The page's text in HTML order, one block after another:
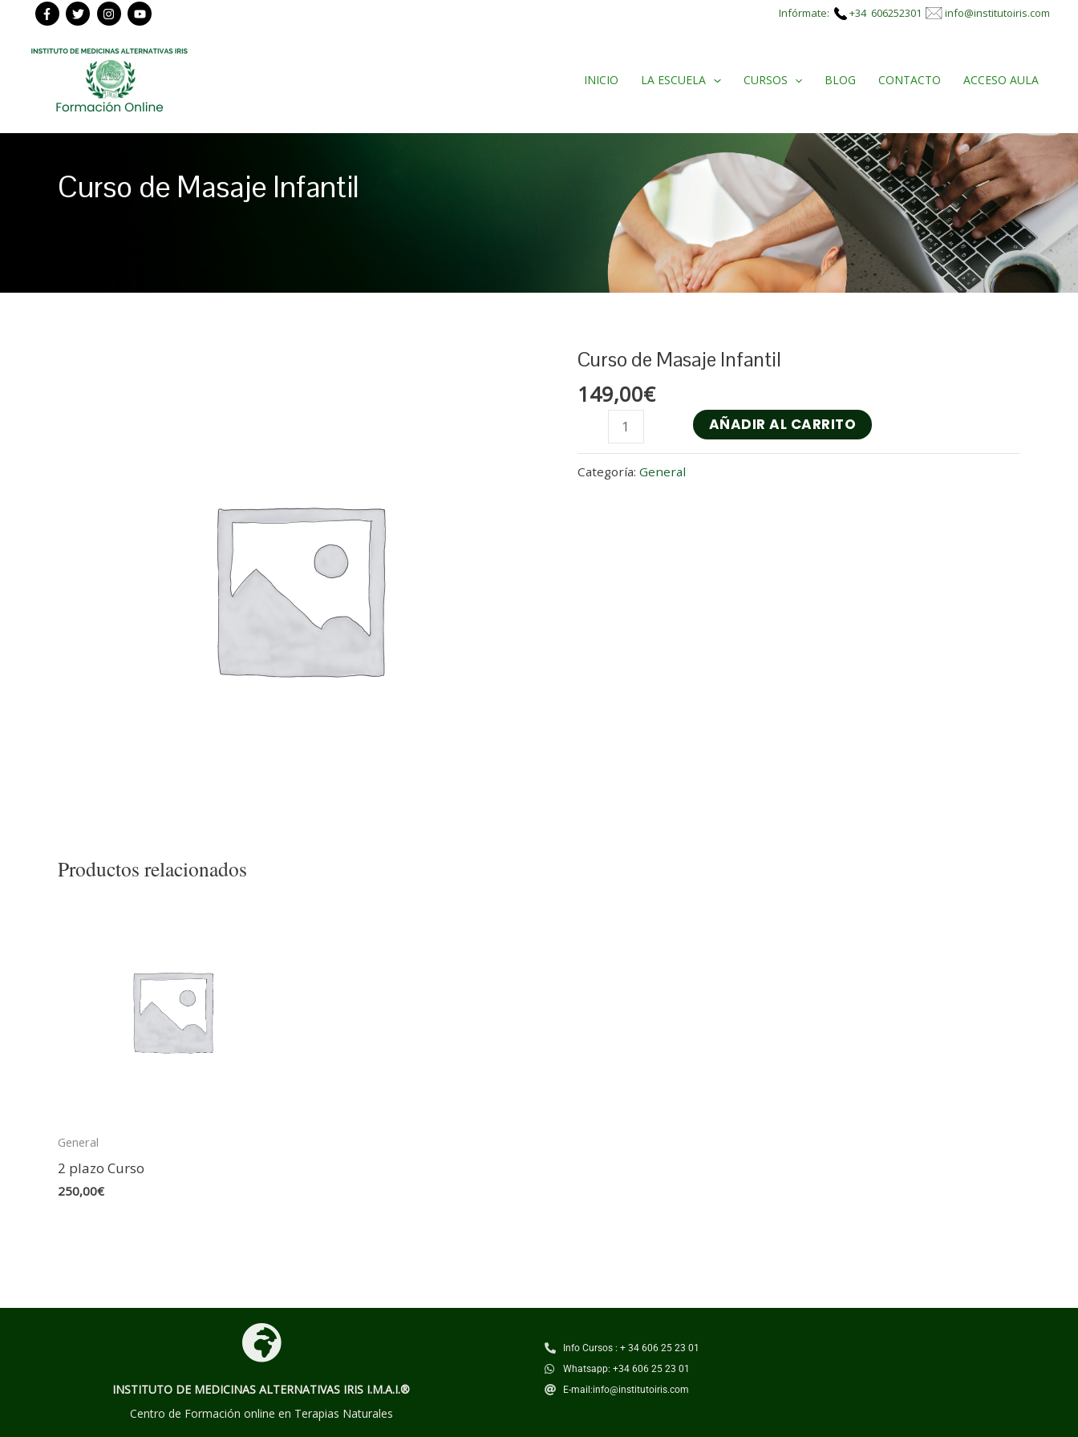
contenido
Infórmate: +34 606252301 info@institutoiris.com
INICIO LA ESCUELA CURSOS BLOG CONTACTO ACCESO AULA
Curso de Masaje Infantil
Curso de Masaje Infantil
149,00€
Curso
de
Masaje
cantidad
AÑADIR AL CARRITO
Categoría: General
Productos relacionados
General
2 plazo Curso
250,00€
INSTITUTO DE MEDICINAS ALTERNATIVAS IRIS I.M.A.I.®
Centro de Formación online en Terapias Naturales
Info Cursos : + 34 606 25 23 01
Whatsapp: +34 606 25 23 01
E-mail:info@institutoiris.com